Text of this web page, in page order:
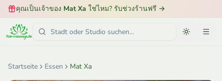
คุณเป็นเจ้าของ Mat Xa ใช่ไหม? รับช่วงร้านฟรี →
Startseite Essen Mat Xa